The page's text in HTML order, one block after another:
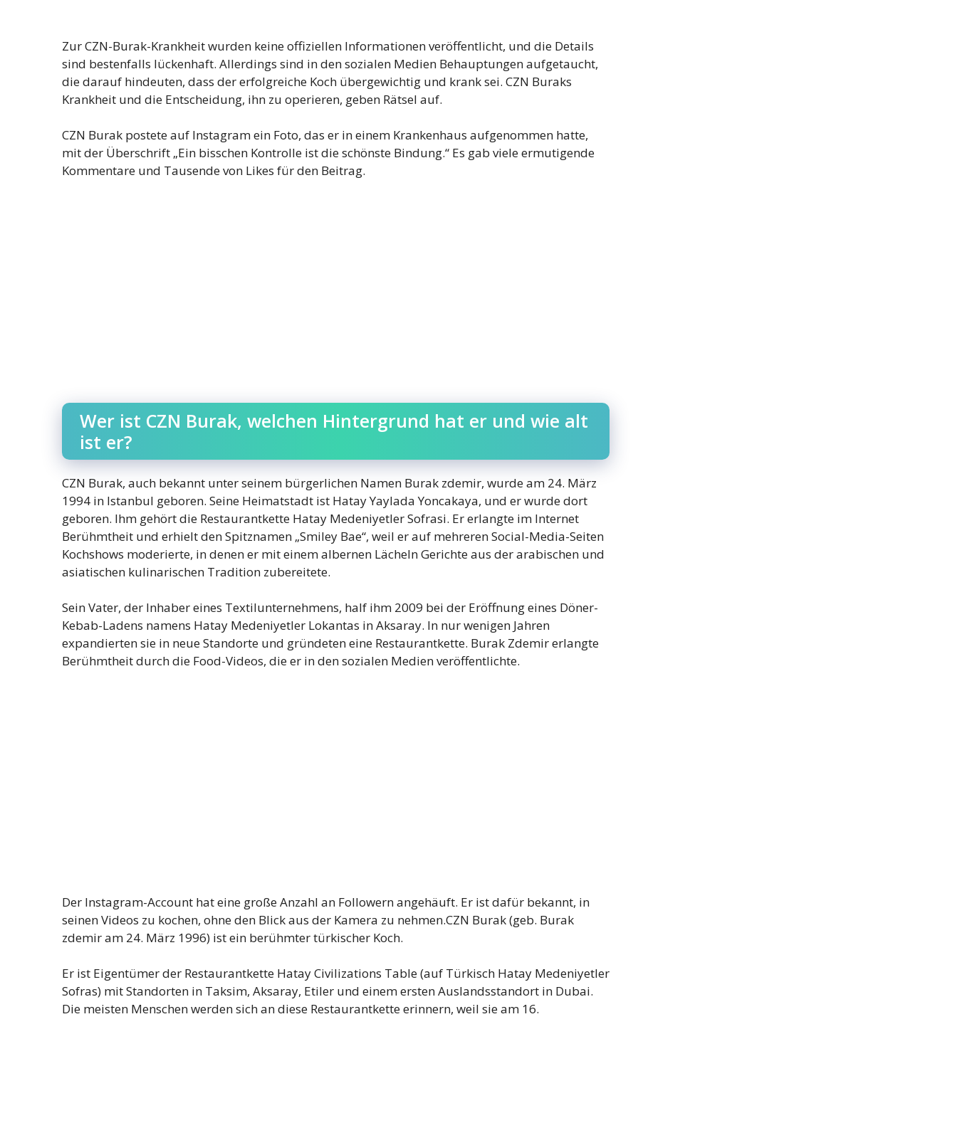
Zur CZN-Burak-Krankheit wurden keine offiziellen Informationen veröffentlicht, und die Details
sind bestenfalls lückenhaft. Allerdings sind in den sozialen Medien Behauptungen aufgetaucht,
die darauf hindeuten, dass der erfolgreiche Koch übergewichtig und krank sei. CZN Buraks
Krankheit und die Entscheidung, ihn zu operieren, geben Rätsel auf.
CZN Burak postete auf Instagram ein Foto, das er in einem Krankenhaus aufgenommen hatte,
mit der Überschrift „Ein bisschen Kontrolle ist die schönste Bindung.“ Es gab viele ermutigende
Kommentare und Tausende von Likes für den Beitrag.
Wer ist CZN Burak, welchen Hintergrund hat er und wie alt
ist er?
CZN Burak, auch bekannt unter seinem bürgerlichen Namen Burak zdemir, wurde am 24. März
1994 in Istanbul geboren. Seine Heimatstadt ist Hatay Yaylada Yoncakaya, und er wurde dort
geboren. Ihm gehört die Restaurantkette Hatay Medeniyetler Sofrasi. Er erlangte im Internet
Berühmtheit und erhielt den Spitznamen „Smiley Bae“, weil er auf mehreren Social-Media-Seiten
Kochshows moderierte, in denen er mit einem albernen Lächeln Gerichte aus der arabischen und
asiatischen kulinarischen Tradition zubereitete.
Sein Vater, der Inhaber eines Textilunternehmens, half ihm 2009 bei der Eröffnung eines Döner-
Kebab-Ladens namens Hatay Medeniyetler Lokantas in Aksaray. In nur wenigen Jahren
expandierten sie in neue Standorte und gründeten eine Restaurantkette. Burak Zdemir erlangte
Berühmtheit durch die Food-Videos, die er in den sozialen Medien veröffentlichte.
Der Instagram-Account hat eine große Anzahl an Followern angehäuft. Er ist dafür bekannt, in
seinen Videos zu kochen, ohne den Blick aus der Kamera zu nehmen.CZN Burak (geb. Burak
zdemir am 24. März 1996) ist ein berühmter türkischer Koch.
Er ist Eigentümer der Restaurantkette Hatay Civilizations Table (auf Türkisch Hatay Medeniyetler
Sofras) mit Standorten in Taksim, Aksaray, Etiler und einem ersten Auslandsstandort in Dubai.
Die meisten Menschen werden sich an diese Restaurantkette erinnern, weil sie am 16.